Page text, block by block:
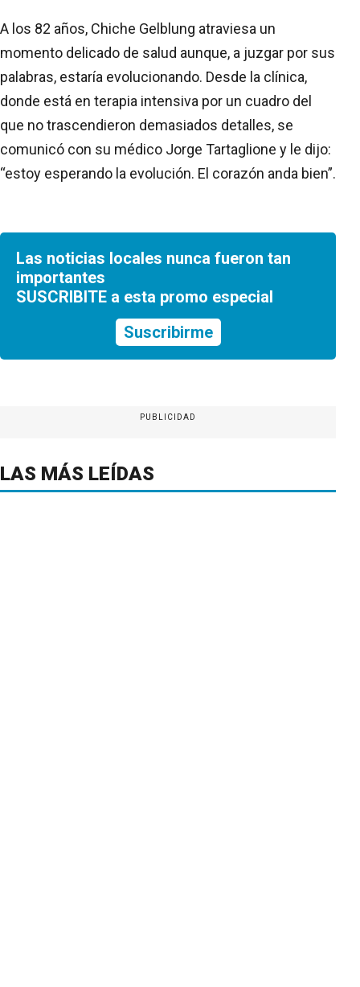
A los 82 años, Chiche Gelblung atraviesa un
momento delicado de salud aunque, a juzgar por sus
palabras, estaría evolucionando. Desde la clínica,
donde está en terapia intensiva por un cuadro del
que no trascendieron demasiados detalles, se
comunicó con su médico Jorge Tartaglione y le dijo:
“estoy esperando la evolución. El corazón anda bien”.
Las noticias locales nunca fueron tan
importantes
SUSCRIBITE a esta promo especial
Suscribirme
PUBLICIDAD
LAS MÁS LEÍDAS